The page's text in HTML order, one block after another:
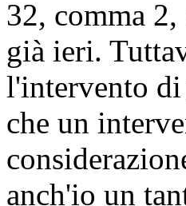
32, comma
già ieri.
l'intervento di
che un
anch'io un